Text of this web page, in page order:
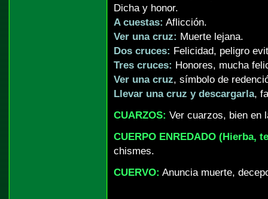
Dicha y honor.
A cuestas: Aflicción.
Ver una cruz: Muerte lejana.
Dos cruces: Felicidad, peligro
Tres cruces: Honores, mucha
Ver una cruz, símbolo de
Llevar una cruz y descargarla,
CUARZOS: Ver cuarzos, bien en
CUERPO ENREDADO (Hierba,
chismes.
CUERVO: Anuncia muerte,